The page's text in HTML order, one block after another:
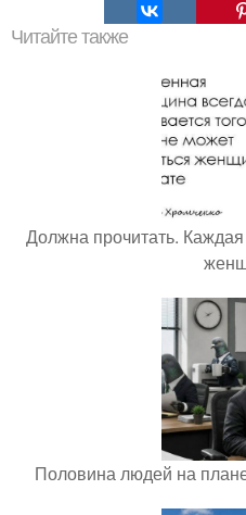
Читайте также
Должна прочитать.
Половина людей на